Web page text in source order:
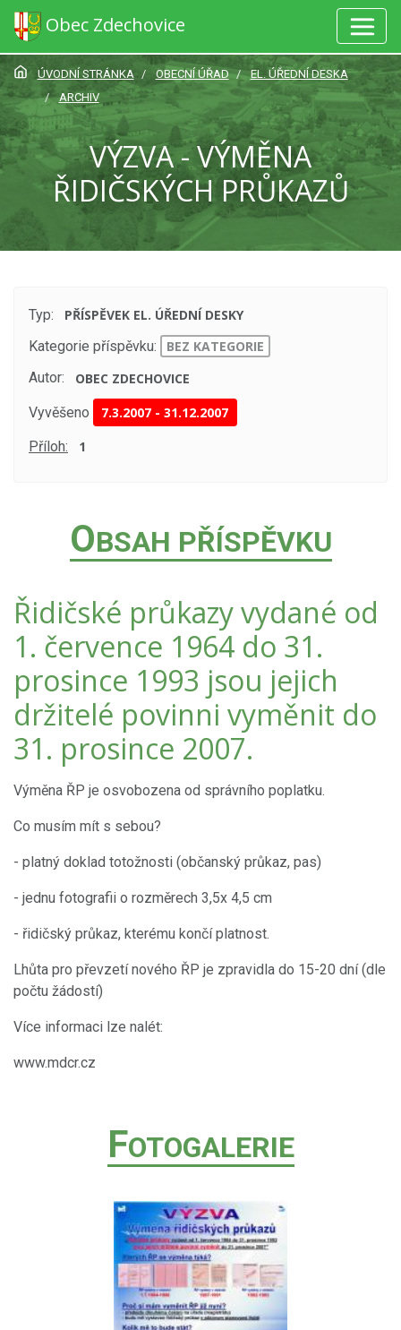
Obec Zdechovice
ÚVODNÍ STRÁNKA OBECNÍ ÚŘAD
EL. ÚŘEDNÍ DESKA
ARCHIV
VÝZVA - VÝMĚNA
ŘIDIČSKÝCH PRŮKAZŮ
Typ:
PŘÍSPĚVEK EL. ÚŘEDNÍ DESKY
Kategorie příspěvku:
BEZ KATEGORIE
Autor:
OBEC ZDECHOVICE
Vyvěšeno 7.3.2007 -31.12.2007
Příloh: 1
OBSAH PŘÍSPĚVKU
Řidičské průkazy vydané od
1. července 1964 do 31.
prosince 1993 jsou jejich
držitelé povinni vyměnit do
31. prosince 2007.
Výměna ŘP je osvobozena od správního poplatku.
Co musím mít s sebou?
- platný doklad totožnosti (občanský průkaz, pas)
- jednu fotografii o rozměrech 3,5x 4,5 cm
- řidičský průkaz, kterému končí platnost.
Lhůta pro převzetí nového ŘP je zpravidla do 15-20 dní (dle
počtu žádostí)
Více informaci lze nalét:
www.mdcr.cz
FOTOGALERIE